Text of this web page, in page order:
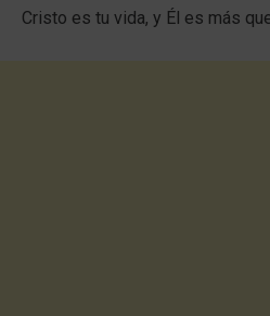
Cristo es tu vida, y Él es más